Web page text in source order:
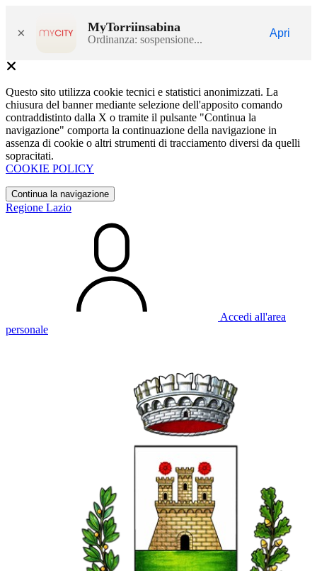
× MyTorriinsabina
Ordinanza: sospensione...
Apri
Questo sito utilizza cookie tecnici e statistici anonimizzati. La
chiusura del banner mediante selezione dell'apposito comando
contraddistinto dalla X o tramite il pulsante "Continua la
navigazione" comporta la continuazione della navigazione in
assenza di cookie o altri strumenti di tracciamento diversi da quelli
sopracitati.
COOKIE POLICY
Continua la navigazione
Regione Lazio
Accedi all'area
personale